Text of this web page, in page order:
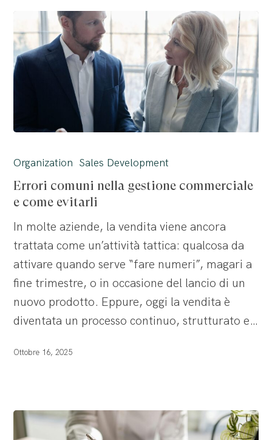
comuni
nella
gestione
e
come
evitarli
Organization Sales Development
Errori comuni nella gestione commerciale
e come evitarli
In molte aziende, la vendita viene ancora
trattata come un’attività tattica: qualcosa da
attivare quando serve “fare numeri”, magari a
fine trimestre, o in occasione del lancio di un
nuovo prodotto. Eppure, oggi la vendita è
diventata un processo continuo, strutturato e…
Ottobre 16, 2025